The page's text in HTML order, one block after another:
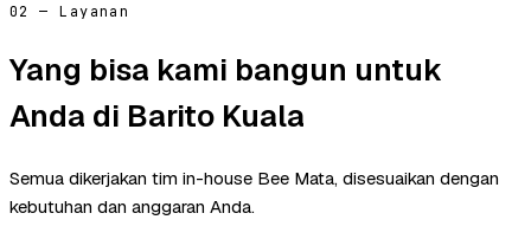
02 — Layanan
Yang bisa kami bangun untuk
Anda di Barito Kuala
Semua dikerjakan tim in-house Bee Mata, disesuaikan dengan
kebutuhan dan anggaran Anda.